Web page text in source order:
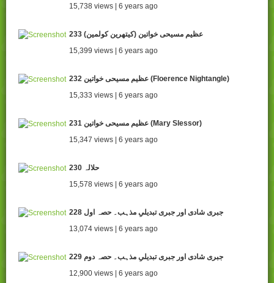
15,738 views | 6 years ago
233 عظیم مسیحی خواتین (کیتھرین کولمین)
15,399 views | 6 years ago
232 عظیم مسیحی خواتین (Floerence Nightangle)
15,333 views | 6 years ago
231 عظیم مسیحی خواتین (Mary Slessor)
15,347 views | 6 years ago
230 حلالہ
15,578 views | 6 years ago
228 جبری شادی اور جبری تبدیلیِ مذہب۔ حصہ اول
13,074 views | 6 years ago
229 جبری شادی اور جبری تبدیلیِ مذہب۔ حصہ دوم
12,900 views | 6 years ago